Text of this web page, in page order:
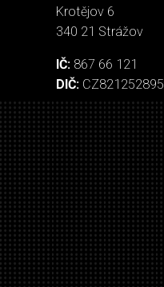
Krotějov 6
340 21 Strážov
IČ: 867 66 121
DIČ: CZ821252895